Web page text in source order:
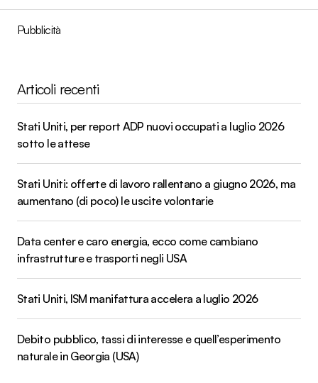
Pubblicità
Articoli recenti
Stati Uniti, per report ADP nuovi occupati a luglio 2026
sotto le attese
Stati Uniti: offerte di lavoro rallentano a giugno 2026, ma
aumentano (di poco) le uscite volontarie
Data center e caro energia, ecco come cambiano
infrastrutture e trasporti negli USA
Stati Uniti, ISM manifattura accelera a luglio 2026
Debito pubblico, tassi di interesse e quell’esperimento
naturale in Georgia (USA)